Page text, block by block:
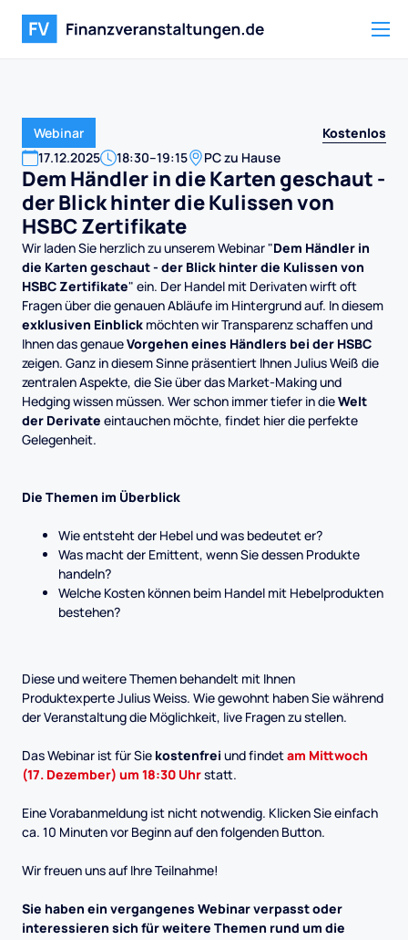
Webinar
Kostenlos
17.12.2025 18:30–19:15 PC zu Hause
Dem Händler in die Karten geschaut -
der Blick hinter die Kulissen von
HSBC Zertifikate
Wir laden Sie herzlich zu unserem Webinar "Dem Händler in
die Karten geschaut - der Blick hinter die Kulissen von
HSBC Zertifikate" ein. Der Handel mit Derivaten wirft oft
Fragen über die genauen Abläufe im Hintergrund auf. In diesem
exklusiven Einblick möchten wir Transparenz schaffen und
Ihnen das genaueVorgehen eines Händlers bei der HSBC
zeigen. Ganz in diesem Sinne präsentiert Ihnen Julius Weiß die
zentralen Aspekte, die Sie über das Market-Making und
Hedging wissen müssen. Wer schon immer tiefer in dieWelt
der Derivate eintauchen möchte, findet hier die perfekte
Gelegenheit.
Die Themen im Überblick
Wie entsteht der Hebel und was bedeutet er?
Was macht der Emittent, wenn Sie dessen Produkte
handeln?
Welche Kosten können beim Handel mit Hebelprodukten
bestehen?
Diese und weitere Themen behandelt mit Ihnen
Produktexperte Julius Weiss. Wie gewohnt haben Sie während
der Veranstaltung die Möglichkeit, live Fragen zu stellen.
Das Webinar ist für Sie kostenfrei und findetam Mittwoch
(17. Dezember) um 18:30 Uhrstatt.
Eine Vorabanmeldung ist nicht notwendig. Klicken Sie einfach
ca. 10 Minuten vor Beginn auf den folgenden Button.
Wir freuen uns auf Ihre Teilnahme!
Sie haben ein vergangenes Webinar verpasst oder
interessieren sich für weitere Themen rund um die